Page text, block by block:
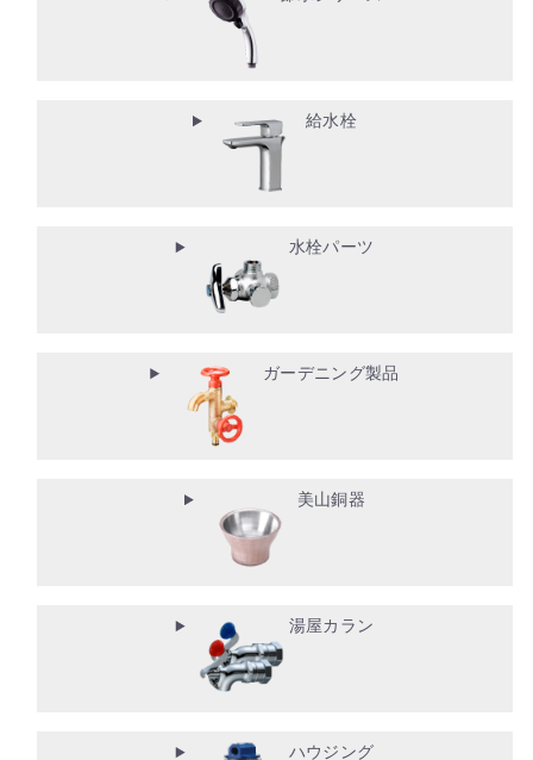
給水栓
水栓パーツ
ガーデニング製品
美山銅器
湯屋カラン
ハウジング